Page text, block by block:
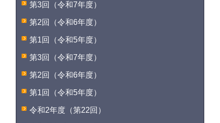
第3回（令和7年度）
第2回（令和6年度）
第1回（令和5年度）
第3回（令和7年度）
第2回（令和6年度）
第1回（令和5年度）
令和2年度（第22回）